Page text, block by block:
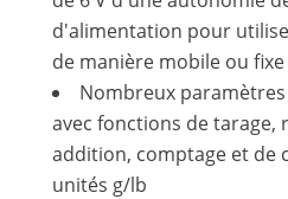
d'alimentation pour
de manière mobile ou fixe
Nombreux
avec fonctions de tarage,
addition, comptage et de
unités g/lb